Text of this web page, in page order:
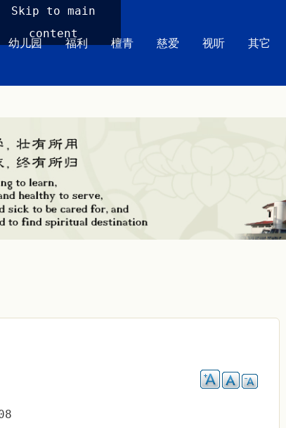
Skip to main
content
幼儿园 福利 檀青 慈爱 视听 其它